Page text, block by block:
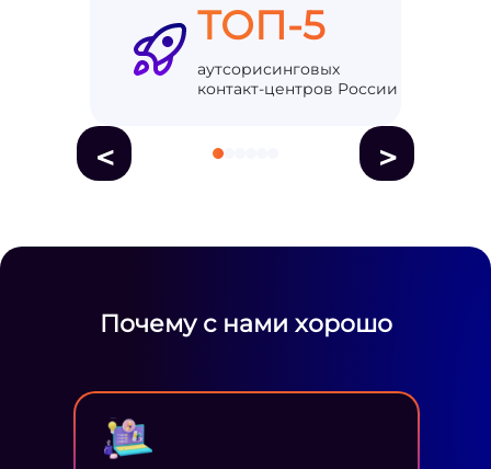
ТОП-5
аутсорисинговых
контакт-центров России
< >
Почему с нами хорошо